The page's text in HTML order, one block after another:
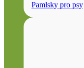
Pamlsky pro psy